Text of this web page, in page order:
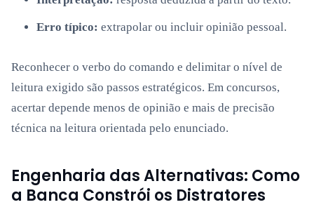
Erro típico: extrapolar ou incluir opinião pessoal.
Reconhecer o verbo do comando e delimitar o nível de
leitura exigido são passos estratégicos. Em concursos,
acertar depende menos de opinião e mais de precisão
técnica na leitura orientada pelo enunciado.
Engenharia das Alternativas: Como
a Banca Constrói os Distratores